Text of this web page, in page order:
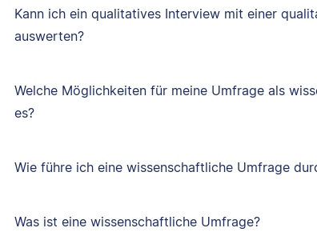
Kann ich ein qualitatives Interview mit einer
auswerten?
Welche Möglichkeiten für meine Umfrage als
es?
Wie führe ich eine wissenschaftliche Umfrage
Was ist eine wissenschaftliche Umfrage?